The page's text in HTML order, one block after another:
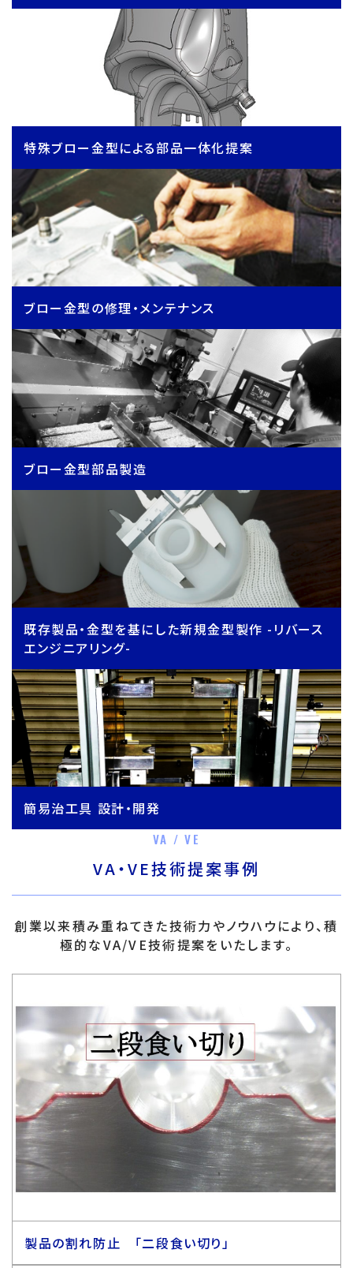
特殊ブロー金型による部品一体化提案
ブロー金型の修理・メンテナンス
ブロー金型部品製造
既存製品・金型を基にした新規金型製作 -リバース
エンジニアリング-
簡易治工具 設計・開発
VA / VE
VA・VE技術提案事例
創業以来積み重ねてきた技術力やノウハウにより、積
極的なVA/VE技術提案をいたします。
製品の割れ防止 「二段食い切り」